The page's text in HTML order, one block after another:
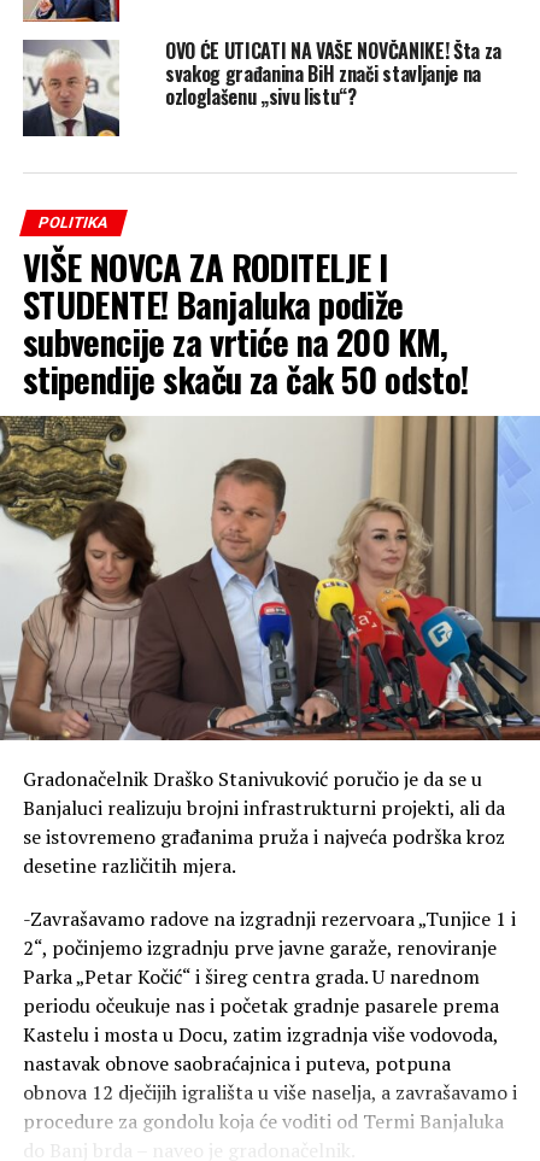
OVO ĆE UTICATI NA VAŠE NOVČANIKE! Šta za
svakog građanina BiH znači stavljanje na
ozloglašenu „sivu listu“?
POLITIKA
VIŠE NOVCA ZA RODITELJE I
STUDENTE! Banjaluka podiže
subvencije za vrtiće na 200 KM,
stipendije skaču za čak 50 odsto!
Gradonačelnik Draško Stanivuković poručio je da se u
Banjaluci realizuju brojni infrastrukturni projekti, ali da
se istovremeno građanima pruža i najveća podrška kroz
desetine različitih mjera.
-Zavrašavamo radove na izgradnji rezervoara „Tunjice 1 i
2“, počinjemo izgradnju prve javne garaže, renoviranje
Parka „Petar Kočić“ i šireg centra grada. U narednom
periodu očeukuje nas i početak gradnje pasarele prema
Kastelu i mosta u Docu, zatim izgradnja više vodovoda,
nastavak obnove saobraćajnica i puteva, potpuna
obnova 12 dječijih igrališta u više naselja, a zavrašavamo i
procedure za gondolu koja će voditi od Termi Banjaluka
do Banj brda – naveo je gradonačelnik.